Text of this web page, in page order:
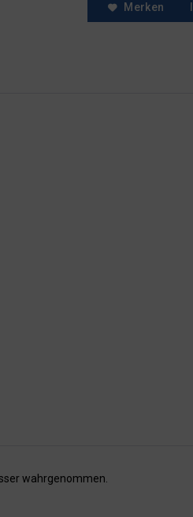
Merken
wahrgenommen.